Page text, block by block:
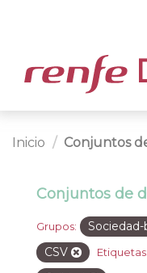
Inicio Conjuntos
Conjuntos de
Grupos:
CSV Etiquetas: